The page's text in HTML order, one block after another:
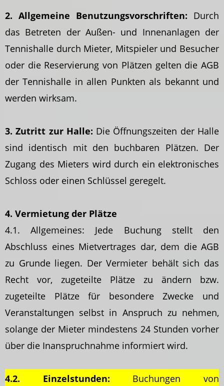
2. Allgemeine Benutzungsvorschriften: Durch
das Betreten der Außen- und Innenanlagen der
Tennishalle durch Mieter, Mitspieler und Besucher
oder die Reservierung von Plätzen gelten die AGB
der Tennishalle in allen Punkten als bekannt und
werden wirksam.
3. Zutritt zur Halle: Die Öffnungszeiten der Halle
sind identisch mit den buchbaren Plätzen. Der
Zugang des Mieters wird durch ein elektronisches
Schloss oder einen Schlüssel geregelt.
4. Vermietung der Plätze
4.1. Allgemeines: Jede Buchung stellt den
Abschluss eines Mietvertrages dar, dem die AGB
zu Grunde liegen. Der Vermieter behält sich das
Recht vor, zugeteilte Plätze zu ändern bzw.
zugeteilte Plätze für besondere Zwecke und
Veranstaltungen selbst in Anspruch zu nehmen,
solange der Mieter mindestens 24 Stunden vorher
über die Inanspruchnahme informiert wird.
4.2. Einzelstunden: Buchungen von